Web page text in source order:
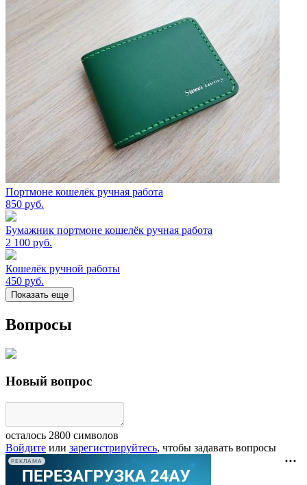
Портмоне кошелёк ручная работа
850 руб.
Бумажник портмоне кошелёк ручная работа
2 100 руб.
Кошелёк ручной работы
450 руб.
Показать еще
Вопросы
Новый вопрос
осталось 2800 символов
Войдите или зарегистрируйтесь, чтобы задавать вопросы
РЕКЛАМА